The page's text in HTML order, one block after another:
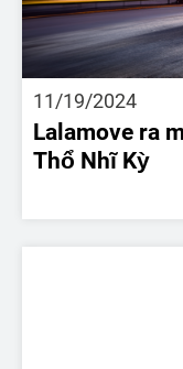
11/19/2024
Lalamove ra
Thổ Nhĩ Kỳ